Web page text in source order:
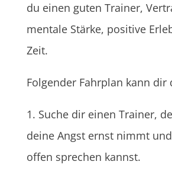
du einen guten Trainer,
mentale Stärke, positive
Zeit.
Folgender Fahrplan kann dir
1. Suche dir einen Trainer,
deine Angst ernst nimmt
offen sprechen kannst.